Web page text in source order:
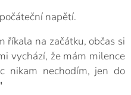
napětí.
říkala na začátku, občas si
vychází, že mám milence
nikam nechodím, jen do